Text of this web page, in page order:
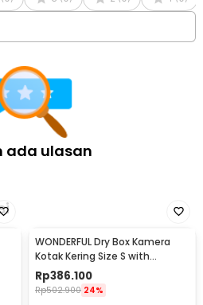
pembelian produk ini:
Penyimpanan Barang Toolbox
ada ulasan
WONDERFUL Dry Box Kamera
Kotak Kering Size S with
Dehumidifier - DB-2820
Rp386.100
Rp502.900 24%